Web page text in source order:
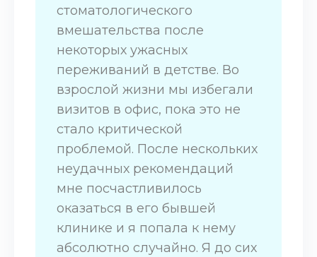
стоматологического
вмешательства после
некоторых ужасных
переживаний в детстве. Во
взрослой жизни мы избегали
визитов в офис, пока это не
стало критической
проблемой. После нескольких
неудачных рекомендаций
мне посчастливилось
оказаться в его бывшей
клинике и я попала к нему
абсолютно случайно. Я до сих